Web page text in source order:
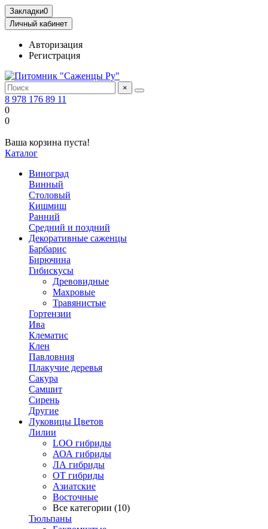
Закладки0
Личный кабинет
Авторизация
Регистрация
×
8 978 176 89 11
0
0
Ваша корзина пуста!
Каталог
Виноград
Винный
Столовый
Кишмиш
Ранний
Средний и поздний
Декоративные саженцы
Барбарис
Бирючина
Гибискусы
Древовидные
Махровые
Травянистые
Гортензии
Ива
Клематис
Клен
Павловния
Плакучие деревья
Сакура
Самшит
Сирень
Другие
Луковицы Цветов
Лилии
LOO гибриды
АОА гибриды
ЛА гибриды
ОТ гибриды
Азиатские
Восточные
Все категории (10)
Тюльпаны